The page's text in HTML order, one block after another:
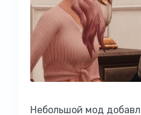
Небольшой мод